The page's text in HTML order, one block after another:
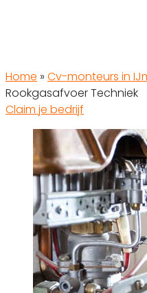
Home » Cv-monteurs in
Rookgasafvoer Techniek
Claim je bedrijf